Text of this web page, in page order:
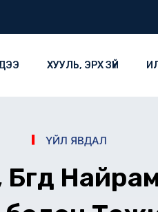
ХУУЛЬ, ЭРХ ЗҮЙ
ҮЙЛ ЯВДАЛ